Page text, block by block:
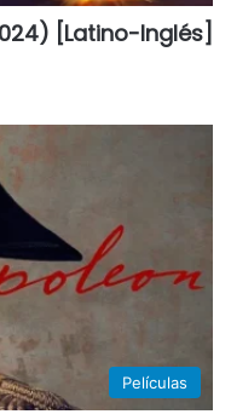
[Latino-Inglés]
Películas